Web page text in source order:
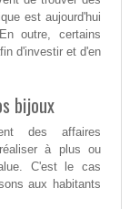
est aujourd'hui
outre, certains
d'investir et d'en
bijoux
des affaires
à plus ou
C'est le cas
aux habitants